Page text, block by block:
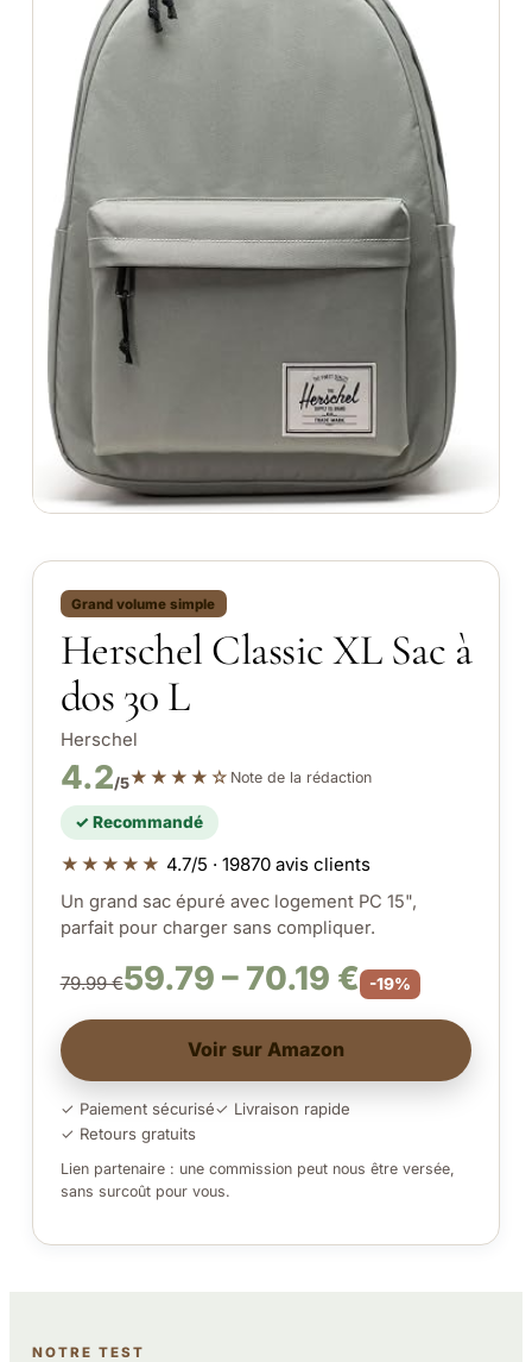
Grand volume simple
Herschel Classic XL Sac à
dos 30 L
Herschel
4.2/5★★★★☆ Note de la rédaction
✓ Recommandé
★★★★★ 4.7/5 · 19870 avis clients
Un grand sac épuré avec logement PC 15",
parfait pour charger sans compliquer.
79.99 €59.79 – 70.19 € -19%
Voir sur Amazon
✓ Paiement sécurisé✓ Livraison rapide
✓ Retours gratuits
Lien partenaire : une commission peut nous être versée,
sans surcoût pour vous.
NOTRE TEST